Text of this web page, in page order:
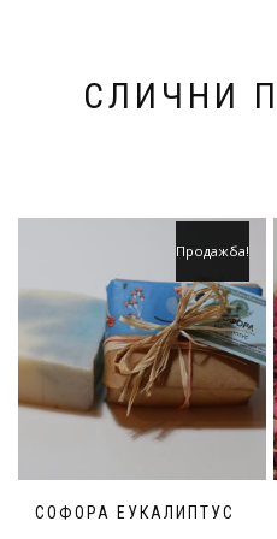
СЛИЧНИ
СОФОРА ЕУКАЛИПТУС
Продажба!